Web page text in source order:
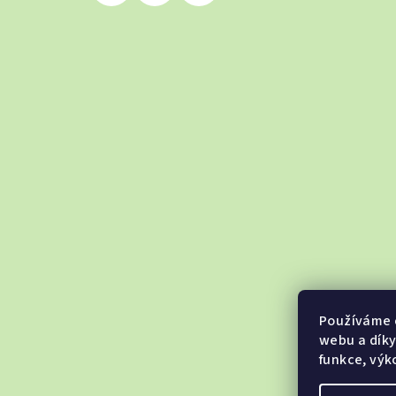
webu a
funkce,